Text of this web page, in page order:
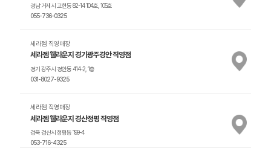
대전
울산
경남
경북
충남
경남 거제시 고현동 82-14 104호, 105호
055-736-0325
세라젬 직영매장
세라젬 웰라운지 경기광주경안 직영점
경기 광주시 경안동 414-2, 1층
031-8027-9325
세라젬 직영매장
세라젬 웰라운지 경산정평 직영점
경북 경산시 정평동 199-4
053-716-4325